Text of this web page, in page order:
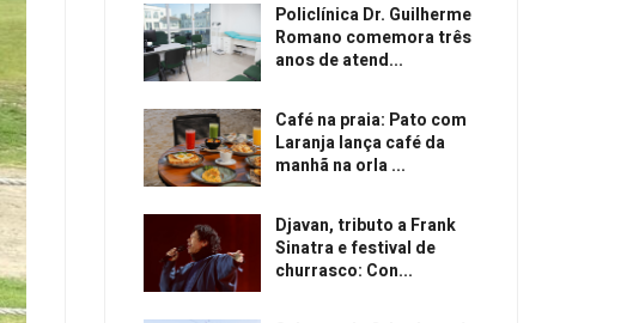
Policlínica Dr. Guilherme
Romano comemora três
anos de atend...
Café na praia: Pato com
Laranja lança café da
manhã na orla ...
Djavan, tributo a Frank
Sinatra e festival de
churrasco: Con...